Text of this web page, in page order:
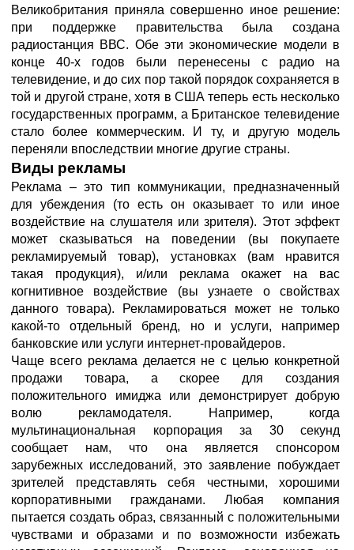
Великобритания приняла совершенно иное решение:
при поддержке правительства была создана
радиостанция ВВС. Обе эти экономические модели в
конце 40-х годов были перенесены с радио на
телевидение, и до сих пор такой порядок сохраняется в
той и другой стране, хотя в США теперь есть несколько
государственных программ, а Британское телевидение
стало более коммерческим. И ту, и другую модель
переняли впоследствии многие другие страны.
Виды рекламы
Реклама – это тип коммуникации, предназначенный
для убеждения (то есть он оказывает то или иное
воздействие на слушателя или зрителя). Этот эффект
может сказываться на поведении (вы покупаете
рекламируемый товар), установках (вам нравится
такая продукция), и/или реклама окажет на вас
когнитивное воздействие (вы узнаете о свойствах
данного товара). Рекламироваться может не только
какой-то отдельный бренд, но и услуги, например
банковские или услуги интернет-провайдеров.
Чаще всего реклама делается не с целью конкретной
продажи товара, а скорее для создания
положительного имиджа или демонстрирует добрую
волю рекламодателя. Например, когда
мультинациональная корпорация за 30 секунд
сообщает нам, что она является спонсором
зарубежных исследований, это заявление побуждает
зрителей представлять себя честными, хорошими
корпоративными гражданами. Любая компания
пытается создать образ, связанный с положительными
чувствами и образами и по возможности избежать